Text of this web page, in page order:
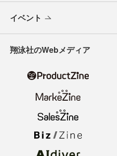
イベント
翔泳社のWebメディア